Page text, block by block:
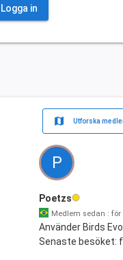
Logga in
map Utforska
P
Poetzs
Medlem sedan : för
Använder Birds
Senaste besöket: